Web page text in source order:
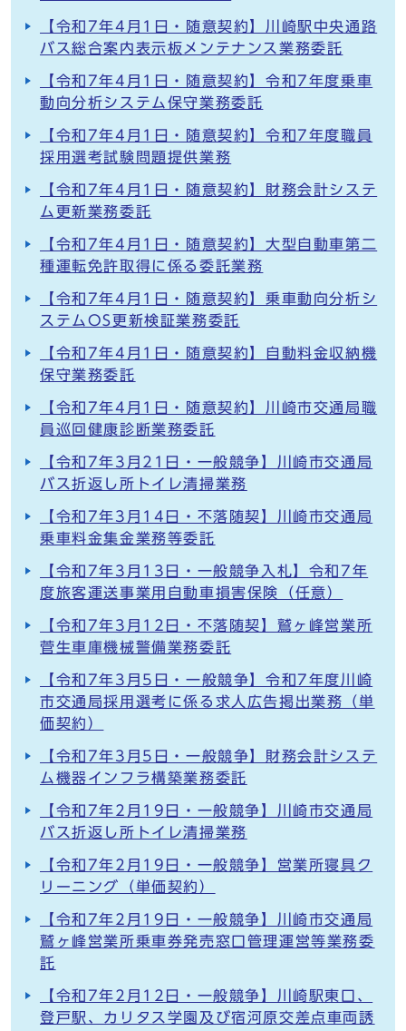
【令和7年4月1日・随意契約】川崎駅中央通路
バス総合案内表示板メンテナンス業務委託
【令和7年4月1日・随意契約】令和7年度乗車
動向分析システム保守業務委託
【令和7年4月1日・随意契約】令和7年度職員
採用選考試験問題提供業務
【令和7年4月1日・随意契約】財務会計システ
ム更新業務委託
【令和7年4月1日・随意契約】大型自動車第二
種運転免許取得に係る委託業務
【令和7年4月1日・随意契約】乗車動向分析シ
ステムOS更新検証業務委託
【令和7年4月1日・随意契約】自動料金収納機
保守業務委託
【令和7年4月1日・随意契約】川崎市交通局職
員巡回健康診断業務委託
【令和7年3月21日・一般競争】川崎市交通局
バス折返し所トイレ清掃業務
【令和7年3月14日・不落随契】川崎市交通局
乗車料金集金業務等委託
【令和7年3月13日・一般競争入札】令和7年
度旅客運送事業用自動車損害保険（任意）
【令和7年3月12日・不落随契】鷲ヶ峰営業所
菅生車庫機械警備業務委託
【令和7年3月5日・一般競争】令和7年度川崎
市交通局採用選考に係る求人広告掲出業務（単
価契約）
【令和7年3月5日・一般競争】財務会計システ
ム機器インフラ構築業務委託
【令和7年2月19日・一般競争】川崎市交通局
バス折返し所トイレ清掃業務
【令和7年2月19日・一般競争】営業所寝具ク
リーニング（単価契約）
【令和7年2月19日・一般競争】川崎市交通局
鷲ヶ峰営業所乗車券発売窓口管理運営等業務委
託
【令和7年2月12日・一般競争】川崎駅東口、
登戸駅、カリタス学園及び宿河原交差点車両誘